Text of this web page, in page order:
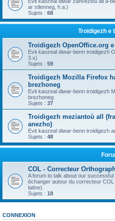
ar stlenneg, h.a.)
Sujets : 68
Troidigezh e
Troidigezh OpenOffice.org
Evit kaozeal diwar-benn troidigezh
3.x)
Sujets : 59
Troidigezh Mozilla Firefox
brezhoneg
Evit kaozeal diwar-benn troidigezh
brezhoneg
Sujets : 37
Troidigezh meziantoù all
anezho)
Evit kaozeal diwar-benn troidigezh
Sujets : 48
COL - Correcteur
A forum to talk about our
échanger autour du correcteur
latine).
Sujets : 18
CONNEXION